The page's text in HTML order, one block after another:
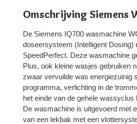
Omschrijving Siemens
De Siemens IQ700 wasmachine
doseersysteem (Intelligent
SpeedPerfect. Deze wasmachine
Plus, ook kleine wasjes gebruiken
zwaar vervuilde was energiezuinig
programma, verlichting in de
het einde van de gehele
De wasmachine is uitgevoerd met
van een lekbak met een